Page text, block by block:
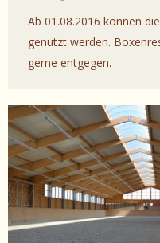
Ab 01.08.2016 können
genutzt werden.
gerne entgegen.